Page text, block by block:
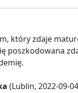
który zdaje
poszkodowana
(Lublin, 2022-09-